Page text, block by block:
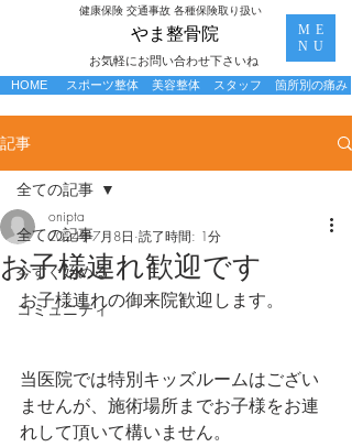
お気軽にお問い合わせ下さいね
​やま整骨院
​健康保険 交通事故 各種保険取り扱い
ME
NU
スポーツ整体 美容整体 箇所別の痛み
HOME スタッフ
記事
全ての記事
今すぐ始める
コミュニティ
全ての記事
お子様連れ歓迎です
onipta
2024年7月8日 読了時間: 1分
お子様連れの御来院歓迎します。
当医院では特別キッズルームはござい
ませんが、施術場所までお子様をお連
れして頂いて構いません。